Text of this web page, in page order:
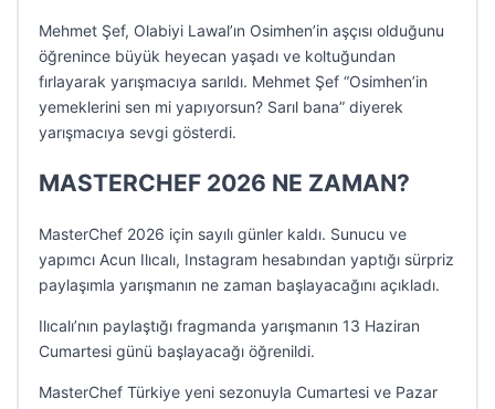
Mehmet Şef, Olabiyi Lawal’ın Osimhen’in aşçısı olduğunu
öğrenince büyük heyecan yaşadı ve koltuğundan
fırlayarak yarışmacıya sarıldı. Mehmet Şef “Osimhen’in
yemeklerini sen mi yapıyorsun? Sarıl bana” diyerek
yarışmacıya sevgi gösterdi.
MASTERCHEF 2026 NE ZAMAN?
MasterChef 2026 için sayılı günler kaldı. Sunucu ve
yapımcı Acun Ilıcalı, Instagram hesabından yaptığı sürpriz
paylaşımla yarışmanın ne zaman başlayacağını açıkladı.
Ilıcalı’nın paylaştığı fragmanda yarışmanın 13 Haziran
Cumartesi günü başlayacağı öğrenildi.
MasterChef Türkiye yeni sezonuyla Cumartesi ve Pazar